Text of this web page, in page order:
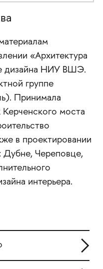
«Архитектура
дизайна НИУ ВШЭ.
группе
Принимала
Керченского моста
в проектировании
Дубне, Череповце,
интерьера.